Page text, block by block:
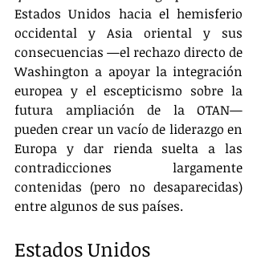
Estados Unidos hacia el hemisferio
occidental y Asia oriental y sus
consecuencias —el rechazo directo de
Washington a apoyar la integración
europea y el escepticismo sobre la
futura ampliación de la OTAN—
pueden crear un vacío de liderazgo en
Europa y dar rienda suelta a las
contradicciones largamente
contenidas (pero no desaparecidas)
entre algunos de sus países.
Estados Unidos